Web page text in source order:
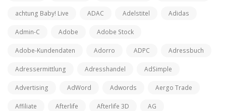
achtung Baby! Live ADAC Adelstitel Adidas
Admin-C Adobe Adobe Stock
Adobe-Kundendaten Adorro ADPC Adressbuch
Adressermittlung Adresshandel AdSimple
Advertising AdWord Adwords Aergo Trade
Affiliate Afterlife Afterlife 3D AG